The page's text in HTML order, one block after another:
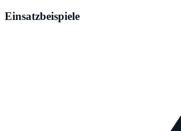
Einsatzbeispiele